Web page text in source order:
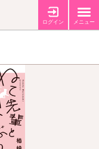
ログイン メニュー